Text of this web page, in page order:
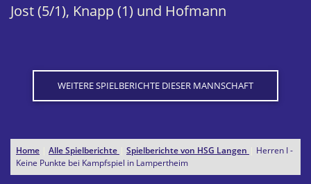
Jost (5/1), Knapp (1) und Hofmann
WEITERE SPIELBERICHTE DIESER MANNSCHAFT
Home Alle Spielberichte Spielberichte von HSG Langen
Herren I -
Keine Punkte bei Kampfspiel in Lampertheim